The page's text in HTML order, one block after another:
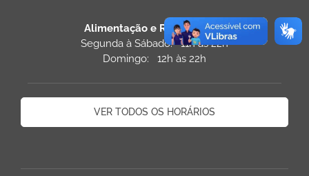
Alimentação e Restaurantes
Segunda à Sábado: 11h às 22h
Domingo: 12h às 22h
VER TODOS OS HORÁRIOS